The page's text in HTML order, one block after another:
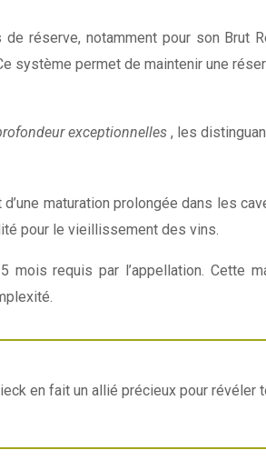
réserve, notamment pour son Brut
permet de maintenir une
exceptionnelles , les
maturation prolongée dans les
pour le vieillissement des vins.
requis par l’appellation. Cette
en fait un allié précieux pour